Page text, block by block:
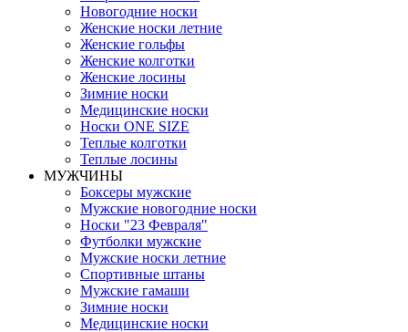
Новогодние носки
Женские носки летние
Женские гольфы
Женские колготки
Женские лосины
Зимние носки
Медицинские носки
Носки ONE SIZE
Теплые колготки
Теплые лосины
МУЖЧИНЫ
Боксеры мужские
Мужские новогодние носки
Носки "23 Февраля"
Футболки мужские
Мужские носки летние
Спортивные штаны
Мужские гамаши
Зимние носки
Медицинские носки